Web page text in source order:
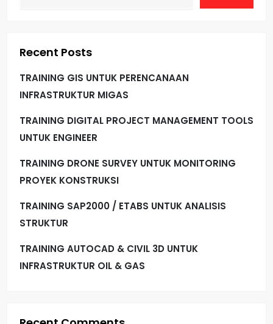
Recent Posts
TRAINING GIS UNTUK PERENCANAAN
INFRASTRUKTUR MIGAS
TRAINING DIGITAL PROJECT MANAGEMENT TOOLS
UNTUK ENGINEER
TRAINING DRONE SURVEY UNTUK MONITORING
PROYEK KONSTRUKSI
TRAINING SAP2000 / ETABS UNTUK ANALISIS
STRUKTUR
TRAINING AUTOCAD & CIVIL 3D UNTUK
INFRASTRUKTUR OIL & GAS